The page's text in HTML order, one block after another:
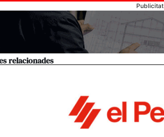
Publicitat
relacionades